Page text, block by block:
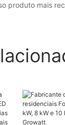
produto mais